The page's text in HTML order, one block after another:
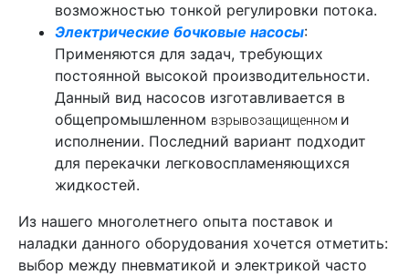
возможностью тонкой регулировки потока.
Электрические бочковые насосы:
Применяются для задач, требующих
постоянной высокой производительности.
Данный вид насосов изготавливается в
общепромышленном взрывозащищенном и
исполнении. Последний вариант подходит
для перекачки легковоспламеняющихся
жидкостей.
Из нашего многолетнего опыта поставок и
наладки данного оборудования хочется отметить:
выбор между пневматикой и электрикой часто